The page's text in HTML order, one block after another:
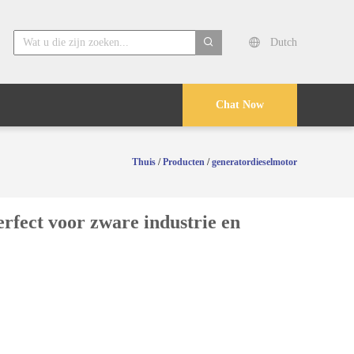
Dutch
Chat Now
Thuis /Producten /generatordieselmotor
voor zware industrie en